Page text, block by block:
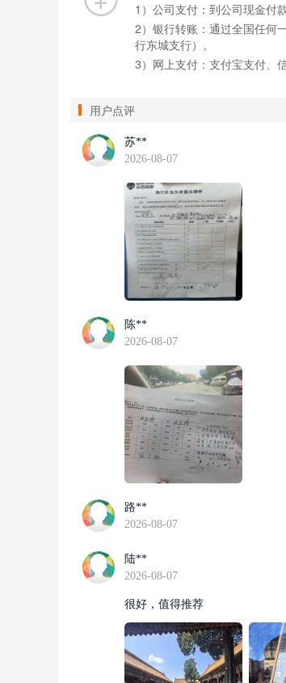
1）公司支付：到公司现金付
2）银行转账：通过全国任何
行东城支行）。
3）网上支付：支付宝支付、
用户点评
苏**
2026-08-07
陈**
2026-08-07
路**
2026-08-07
陆**
2026-08-07
很好，值得推荐